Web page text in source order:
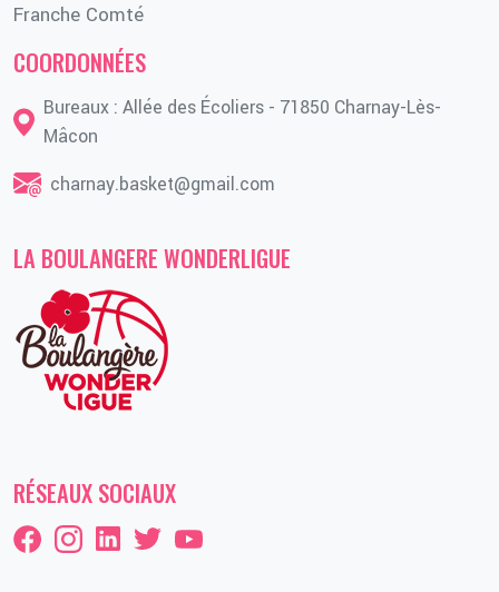
Franche Comté
COORDONNÉES
Bureaux : Allée des Écoliers - 71850 Charnay-Lès-
Mâcon
charnay.basket@gmail.com
LA BOULANGERE WONDERLIGUE
RÉSEAUX SOCIAUX